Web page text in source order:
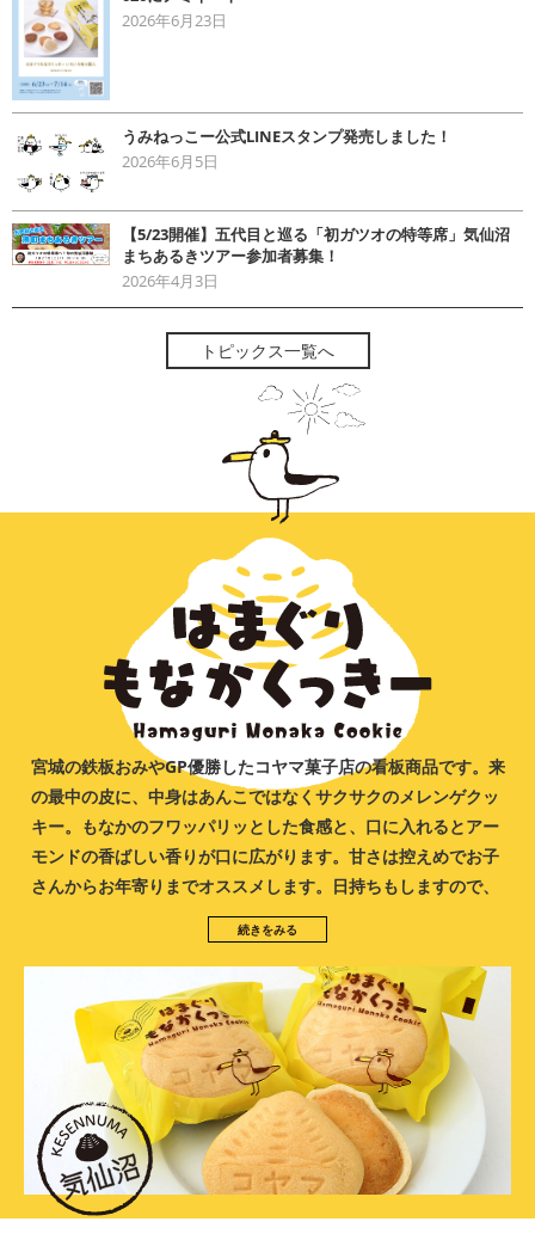
2026年6月23日
うみねっこー公式LINEスタンプ発売しました！
2026年6月5日
【5/23開催】五代目と巡る「初ガツオの特等席」気仙沼
まちあるきツアー参加者募集！
2026年4月3日
トピックス一覧へ
宮城の鉄板おみやGP優勝したコヤマ菓子店の看板商品です。来
の最中の皮に、中身はあんこではなくサクサクのメレンゲクッ
キー。もなかのフワッパリッとした食感と、口に入れるとアー
モンドの香ばしい香りが口に広がります。甘さは控えめでお子
さんからお年寄りまでオススメします。日持ちもしますので、
ご贈答などにもどうぞ。
続きをみる